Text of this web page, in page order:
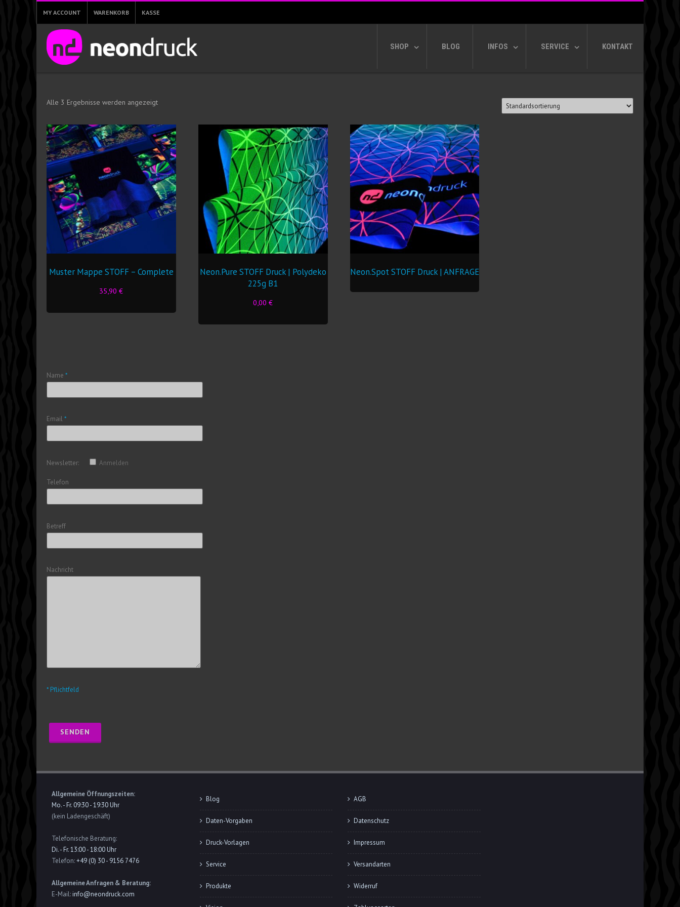
MY ACCOUNT WARENKORB KASSE
SHOP BLOG INFOS SERVICE KONTAKT
Alle 3 Ergebnisse werden angezeigt
Muster Mappe STOFF – Complete
35,90€
Neon.Pure STOFF Druck | Polydeko
225g B1
0,00€
Neon.Spot STOFF Druck | ANFRAGE
Name *
Email *
Newsletter: Anmelden
Telefon
Betreff
Nachricht
* Pflichtfeld
Allgemeine Öffnungszeiten:
Mo. - Fr. 09:30 - 19:30 Uhr
(kein Ladengeschäft)
Telefonische Beratung:
Di. - Fr. 13:00 - 18:00 Uhr
Telefon:+49 (0) 30 - 9156 7476
Allgemeine Anfragen & Beratung:
E-Mail:info@neondruck.com
Blog
Daten-Vorgaben
Druck-Vorlagen
Service
Produkte
AGB
Datenschutz
Impressum
Versandarten
Widerruf